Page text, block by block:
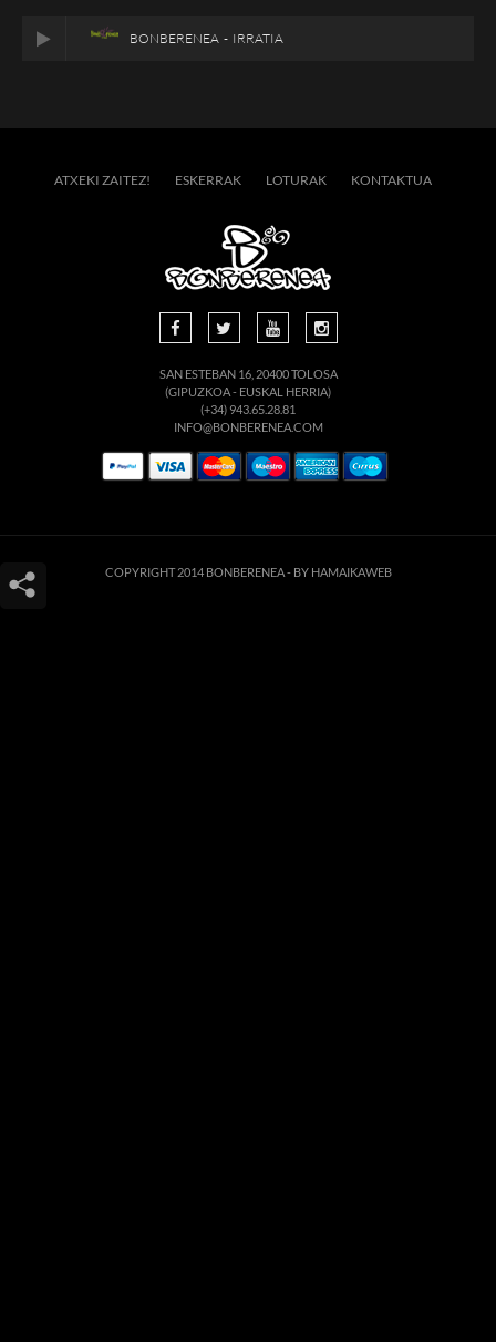
BONBERENEA - IRRATIA
ATXEKI ZAITEZ! ESKERRAK LOTURAK KONTAKTUA
SAN ESTEBAN 16, 20400 TOLOSA
(GIPUZKOA - EUSKAL HERRIA)
(+34) 943.65.28.81
INFO@BONBERENEA.COM
COPYRIGHT 2014 BONBERENEA - BY HAMAIKAWEB